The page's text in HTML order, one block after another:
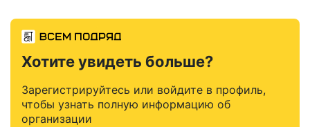
Хотите увидеть больше?
Зарегистрируйтесь или войдите в профиль,
чтобы узнать полную информацию об
организации